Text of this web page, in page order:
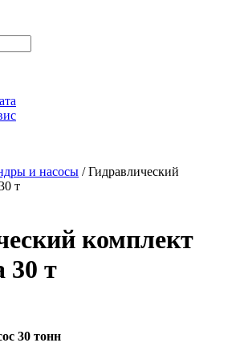
и насосы / Гидравлический
т
комплект
30 т
30 тонн